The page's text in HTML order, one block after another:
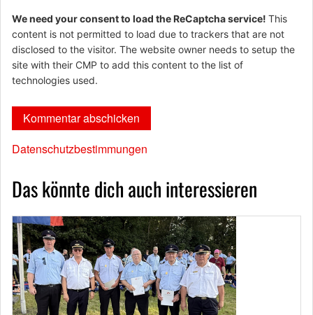
We need your consent to load the ReCaptcha service! This
content is not permitted to load due to trackers that are not
disclosed to the visitor. The website owner needs to setup the
site with their CMP to add this content to the list of
technologies used.
Datenschutzbestimmungen
Das könnte dich auch interessieren